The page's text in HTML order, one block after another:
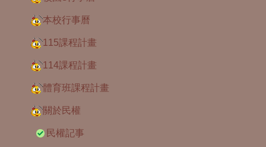
本校行事曆
115課程計畫
114課程計畫
體育班課程計畫
關於民權
民權記事